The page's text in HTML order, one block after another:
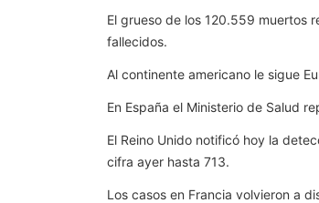
El grueso de los 120.559 muertos
fallecidos.
Al continente americano le sigue
En España el Ministerio de Salud
El Reino Unido notificó hoy la
cifra ayer hasta 713.
Los casos en Francia volvieron a